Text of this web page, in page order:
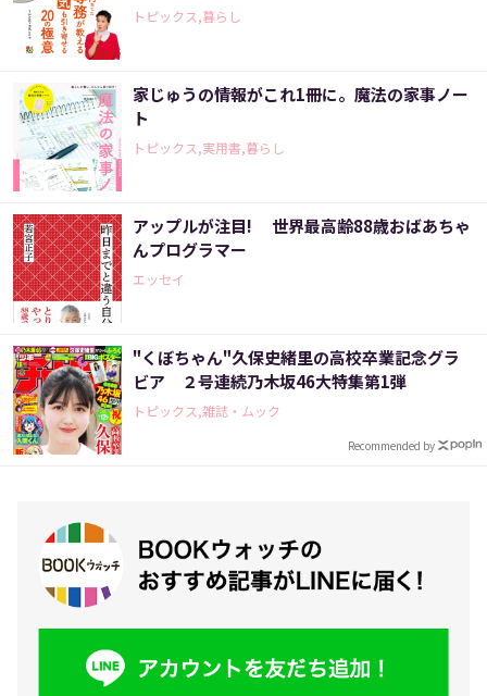
トピックス,暮らし
家じゅうの情報がこれ1冊に。魔法の家事ノー
ト
トピックス,実用書,暮らし
アップルが注目! 世界最高齢88歳おばあちゃ
んプログラマー
エッセイ
"くぼちゃん"久保史緒里の高校卒業記念グラ
ビア ２号連続乃木坂46大特集第1弾
トピックス,雑誌・ムック
Recommended by